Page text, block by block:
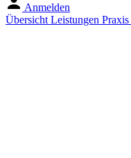
Anmelden
Übersicht Leistungen Praxis